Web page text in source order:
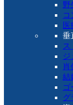
野
コ
垂
ス
ジ
肖
結
ゴ
グ